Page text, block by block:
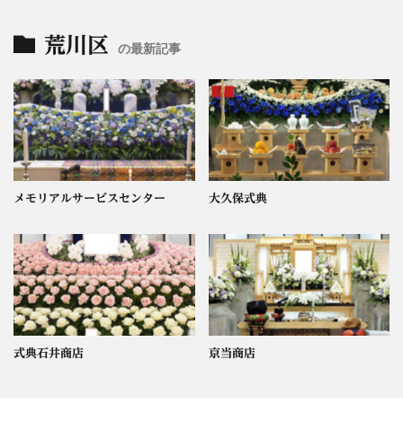
荒川区 の最新記事
メモリアルサービスセンター 大久保式典
式典石井商店 京当商店